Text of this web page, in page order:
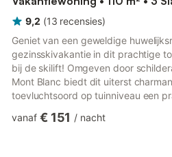
9,2 (13 recensies)
Geniet van een geweldige
gezinsskivakantie in dit prachtige
bij de skilift! Omgeven door
Mont Blanc biedt dit uiterst
toevluchtsoord op tuinniveau een
door. Het appartement van 110 m²
vanaf € 151 / nacht